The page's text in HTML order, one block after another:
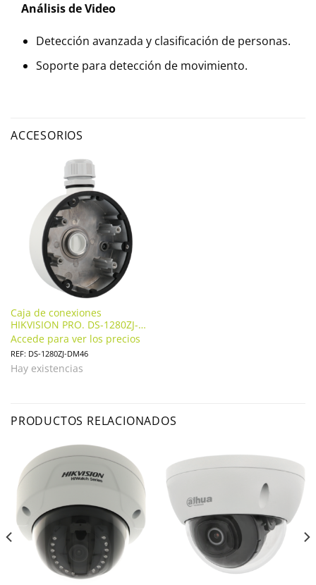
Análisis de Video
Detección avanzada y clasificación de personas.
Soporte para detección de movimiento.
ACCESORIOS
Caja de conexiones
HIKVISION PRO. DS-1280ZJ-
DM46
Accede para ver los precios
REF: DS-1280ZJ-DM46
Hay existencias
PRODUCTOS RELACIONADOS